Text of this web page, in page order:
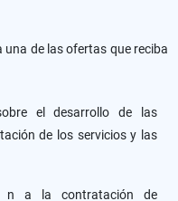
de las ofertas que reciba
el desarrollo de las
de los servicios y las
n a la contratación de